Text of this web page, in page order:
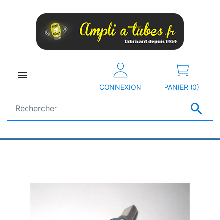


CONNEXION PANIER (0)